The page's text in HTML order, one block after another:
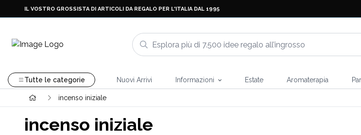
IL VOSTRO GROSSISTA DI ARTICOLI DA REGALO PER L'ITALIA DAL 1995
Tutte le categorie Nuovi Arrivi Informazioni Estate Aromaterapia
incenso iniziale
incenso iniziale